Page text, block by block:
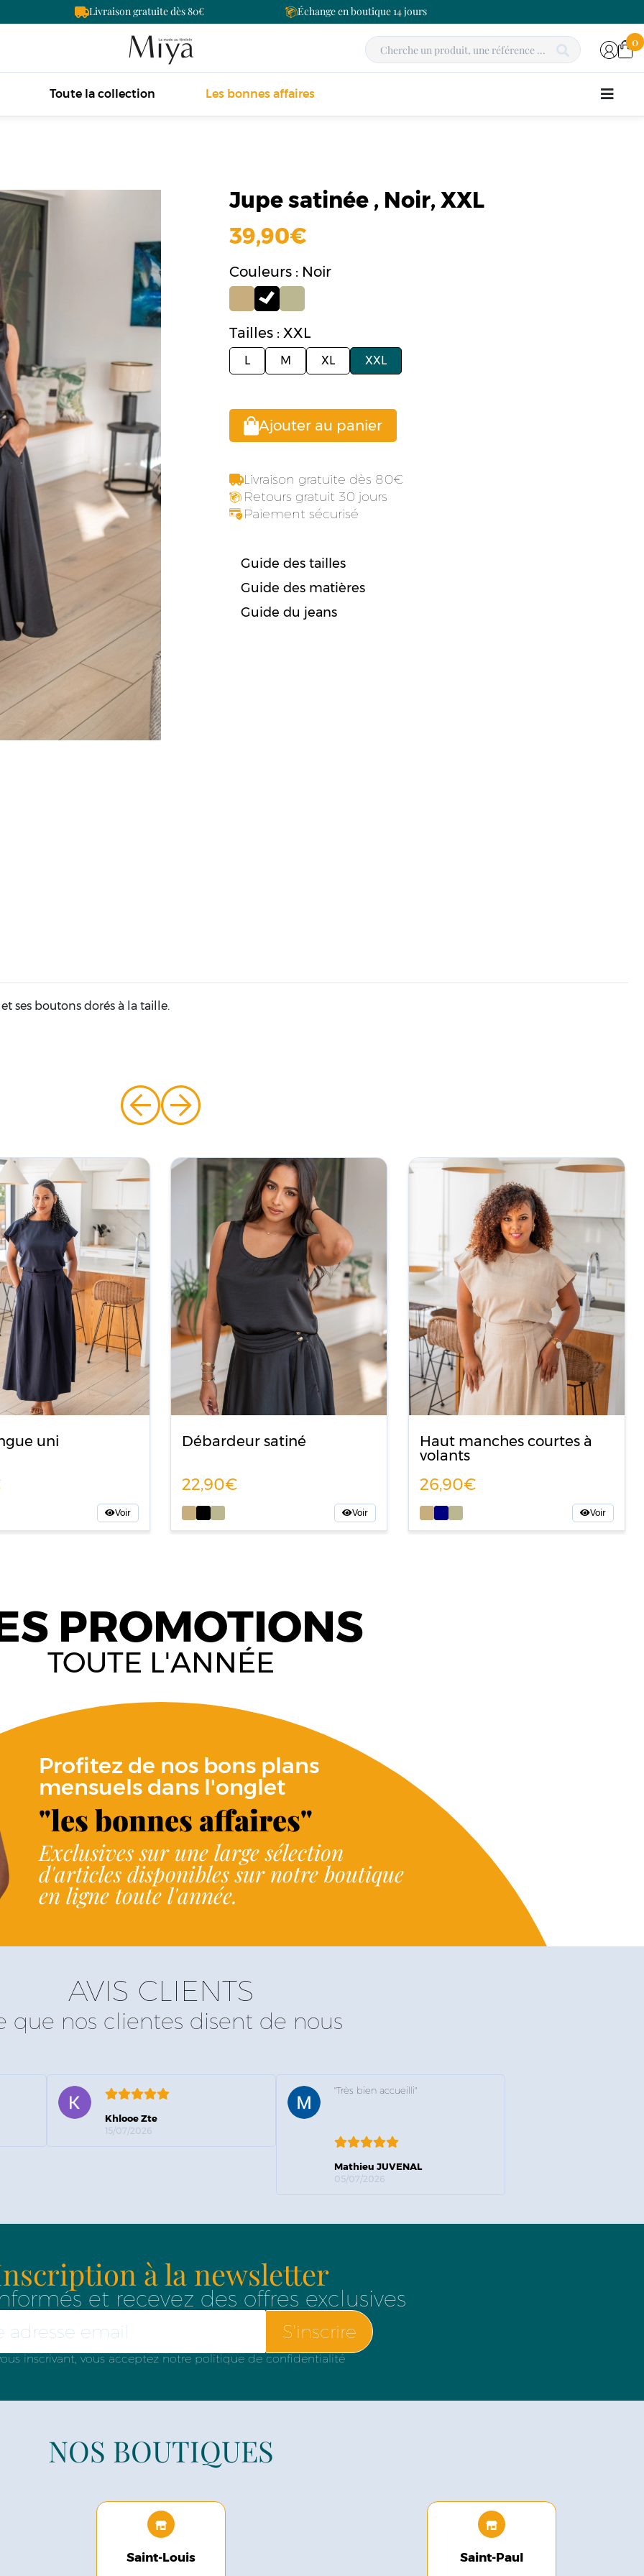
Livraison gratuite dès 80 Échange en boutique 14 jours
0
Toute la collection Les bonnes affaires
Jupe satinée , Noir, XXL
39,90
Couleurs : Noir
Tailles : XXL
L M XL XXL
Ajouter au panier
Livraison gratuite dès 80
Retours gratuit 30 jours
Paiement sécurisé
Guide des tailles
Guide des matières
Guide du jeans
ses boutons dorés à la taille.
uni
Voir
Débardeur satiné
22,90
Voir
Haut manches courtes à
volants
26,90
Voir
PROMOTIONS
TOUTE L'ANNÉE
Profitez de nos bons plans
mensuels dans l'onglet
"les bonnes affaires"
Exclusives sur une large sélection
d'articles disponibles sur notre boutique
en ligne toute l'année.
AVIS CLIENTS
que nos clientes disent de nous
Khlooe Zte
15/07/2026
"Très bien accueilli"
Mathieu JUVENAL
05/07/2026
à la newsletter
et recevez des offres exclusives
S'inscrire
inscrivant, vous acceptez notre politique de confidentialité
NOS BOUTIQUES
Saint-Louis Saint-Paul